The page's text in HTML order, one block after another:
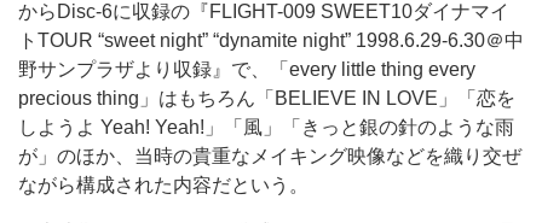
からDisc-6に収録の『FLIGHT-009 SWEET10ダイナマイ
トTOUR “sweet night” “dynamite night” 1998.6.29-6.30＠中
野サンプラザより収録』で、「every little thing every
precious thing」はもちろん「BELIEVE IN LOVE」「恋を
しようよ Yeah! Yeah!」「風」「きっと銀の針のような雨
が」のほか、当時の貴重なメイキング映像などを織り交ぜ
ながら構成された内容だという。